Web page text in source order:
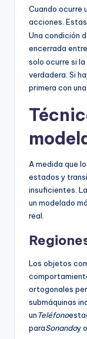
Cuando ocurre
acciones.
Una condición
encerrada
solo ocurre si
verdadera. Si
primera con
A medida que
estados y
insuficientes.
un modelado
real.
Los objetos
ortogonales
submáquinas
unTeléfono
paraSonandoy